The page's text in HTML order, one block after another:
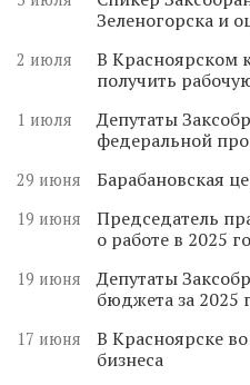
Зеленогорска и
2 июля
В Красноярском
получить
1 июля
Депутаты
федеральной
29 июня Барабановская
19 июня
Председатель
о работе в 2025
19 июня
Депутаты
бюджета за 2025
17 июня
В Красноярске
бизнеса